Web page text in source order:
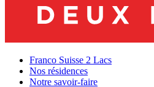
Franco Suisse 2 Lacs
Nos résidences
Notre savoir-faire